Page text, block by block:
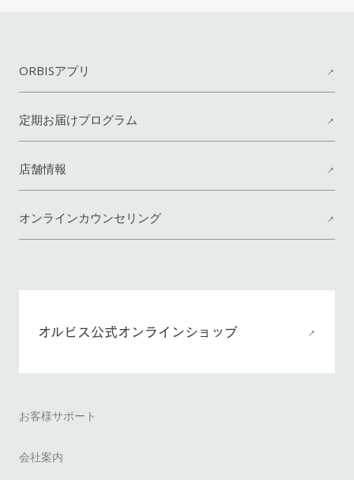
ORBISアプリ
定期お届けプログラム
店舗情報
オンラインカウンセリング
オルビス公式オンラインショップ
お客様サポート
会社案内